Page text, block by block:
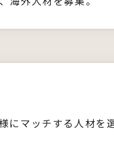
にマッチする人材を